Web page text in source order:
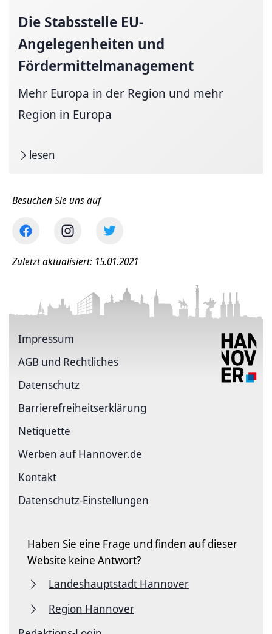
Die Stabsstelle EU-
Angelegenheiten und
Fördermittelmanagement
Mehr Europa in der Region und mehr
Region in Europa
lesen
Besuchen Sie uns auf
Zuletzt aktualisiert: 15.01.2021
Impressum
AGB und Rechtliches
Datenschutz
Barriere­freiheits­erklärung
Netiquette
Werben auf Hannover.de
Kontakt
Datenschutz-Einstellungen
Haben Sie eine Frage und finden auf dieser
Website keine Antwort?
Landeshauptstadt Hannover
Region Hannover